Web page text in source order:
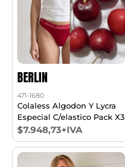
BERLIN
471-1680
Colaless Algodon Y Lycra
Especial C/elastico Pack X3
$7.948,73+IVA